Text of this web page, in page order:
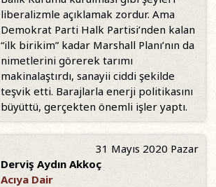
liberalizmle açıklamak zordur. Ama
Demokrat Parti Halk Partisi’nden kalan
“ilk birikim” kadar Marshall Planı’nın da
nimetlerini görerek tarımı
makinalaştırdı, sanayii ciddi şekilde
teşvik etti. Barajlarla enerji politikasını
büyüttü, gerçekten önemli işler yaptı.
31 Mayıs 2020 Pazar
Derviş Aydın Akkoç
Acıya Dair